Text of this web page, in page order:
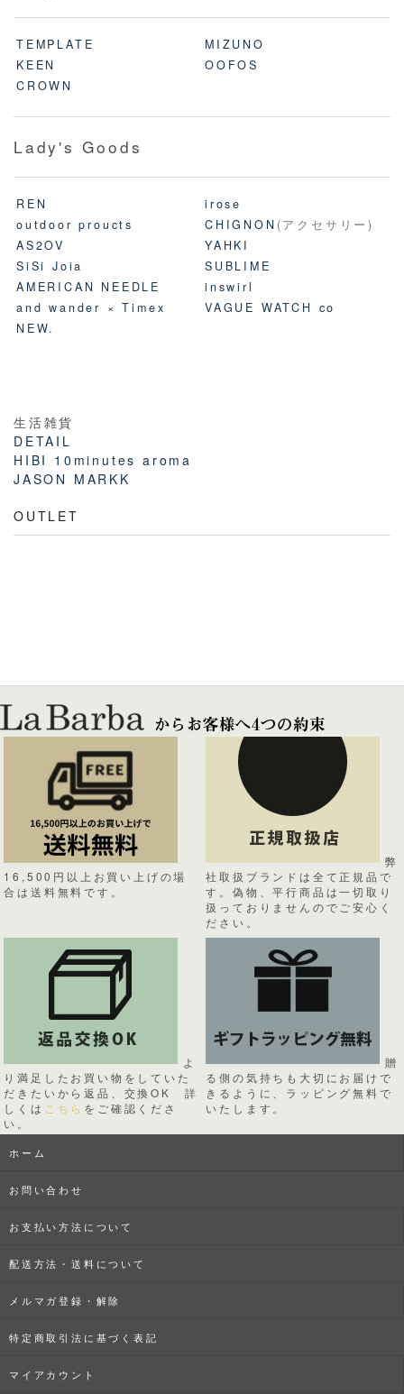
TEMPLATE
MIZUNO
KEEN
OOFOS
CROWN
Lady's Goods
REN
irose
outdoor proucts
CHIGNON (アクセサリー)
AS2OV
YAHKI
SiSi Joia
SUBLIME
AMERICAN NEEDLE
inswirl
and wander × Timex
VAGUE WATCH co
NEW.
生活雑貨
DETAIL
HIBI 10minutes aroma
JASON MARKK
OUTLET
16,500円以上お買い上げの場
合は送料無料です。
弊
社取扱ブランドは全て正規品で
す。偽物、平行商品は一切取り
扱っておりませんのでご安心く
ださい。
よ
り満足したお買い物をしていた
だきたいから返品、交換OK 詳
しくは こちら をご確認くださ
い。
贈
る側の気持ちも大切にお届けで
きるように、ラッピング無料で
いたします。
ホーム
お問い合わせ
お支払い方法について
配送方法・送料について
メルマガ登録・解除
特定商取引法に基づく表記
マイアカウント